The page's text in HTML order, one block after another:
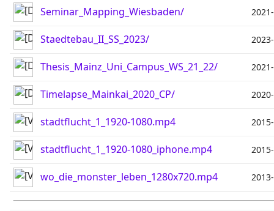
Seminar_Mapping_Wiesbaden/
Staedtebau_II_SS_2023/
Thesis_Mainz_Uni_Campus_WS_21_22/
Timelapse_Mainkai_2020_CP/
stadtflucht_1_1920-1080.mp4
stadtflucht_1_1920-1080_iphone.mp4
wo_die_monster_leben_1280x720.mp4